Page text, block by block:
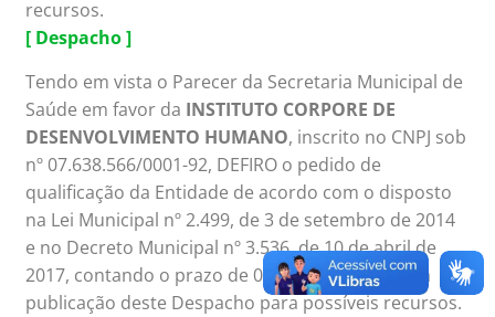
recursos.
[ Despacho ]
Tendo em vista o Parecer da Secretaria Municipal de
Saúde em favor da INSTITUTO CORPORE DE
DESENVOLVIMENTO HUMANO, inscrito no CNPJ sob
nº 07.638.566/0001-92, DEFIRO o pedido de
qualificação da Entidade de acordo com o disposto
na Lei Municipal nº 2.499, de 3 de setembro de 2014
e no Decreto Municipal nº 3.536, de 10 de abril de
2017, contando o prazo de 05 (cinco) dias após a
publicação deste Despacho para possíveis recursos.